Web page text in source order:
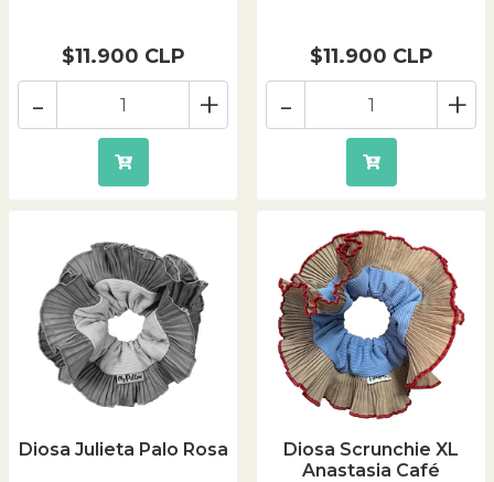
$11.900 CLP
+
-
$11.900 CLP
+
-
Diosa Julieta Palo Rosa
Diosa Scrunchie XL
Anastasia Café